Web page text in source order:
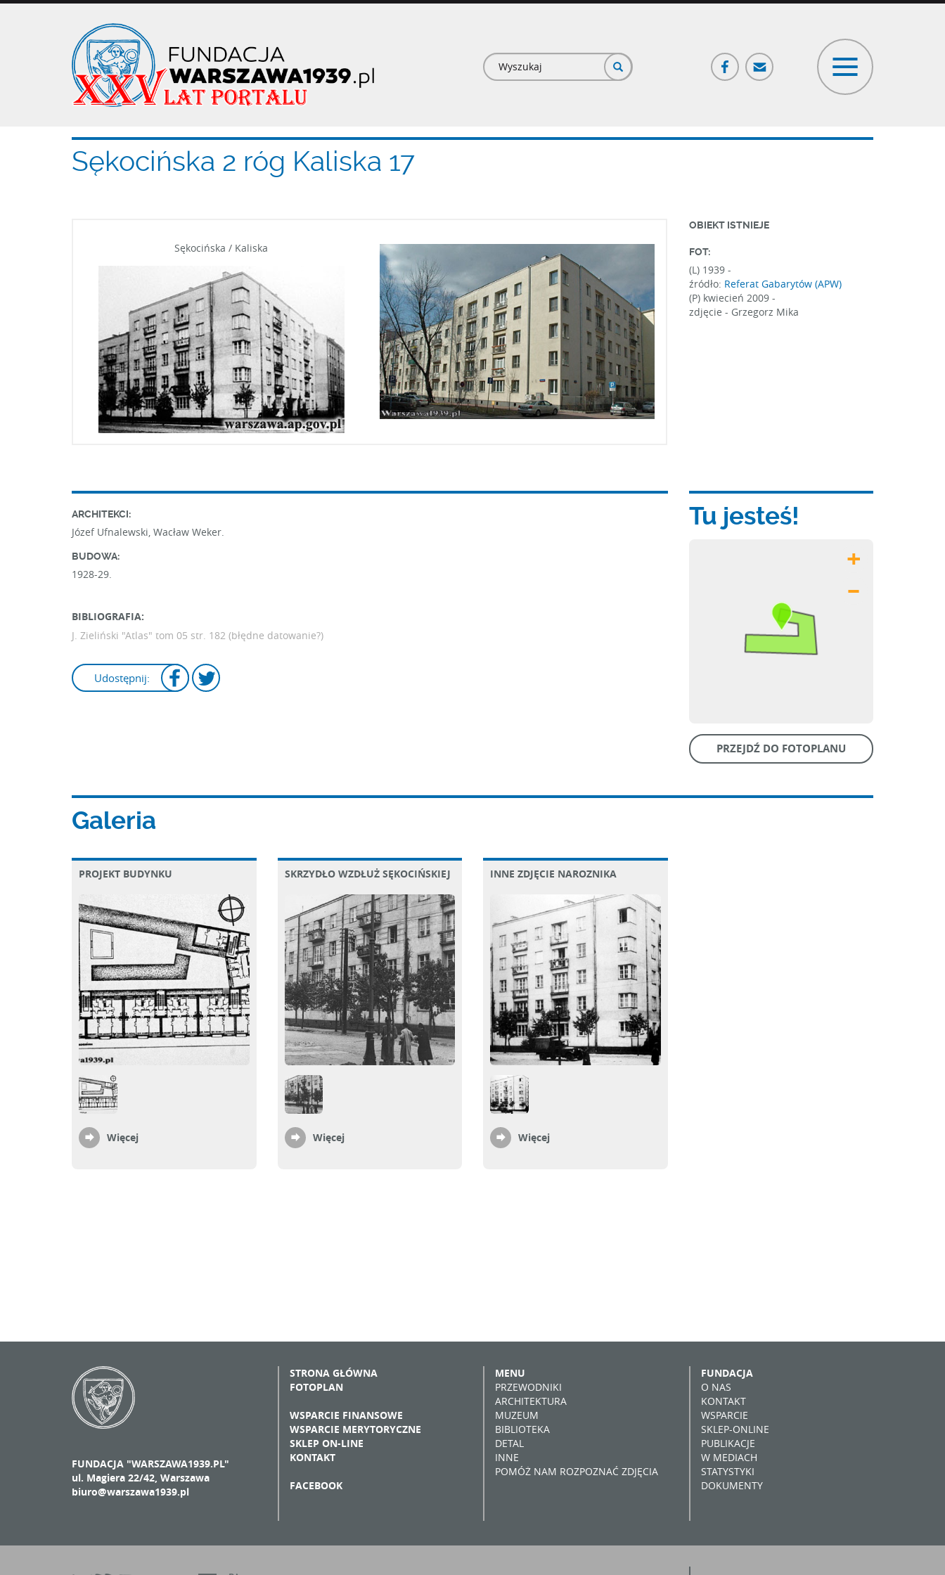
Formularz FacebookPoczta
Sękocińska 2 róg Kaliska 17
Sękocińska / Kaliska
OBIEKT ISTNIEJE
FOT:
(L) 1939 -
źródło: Referat Gabarytów (APW)
(P) kwiecień 2009 -
zdjęcie - Grzegorz Mika
ARCHITEKCI:
Józef Ufnalewski, Wacław Weker.
BUDOWA:
1928-29.
BIBLIOGRAFIA:
J. Zieliński "Atlas" tom 05 str. 182 (błędne datowanie?)
Udostępnij:
Tu jesteś!
+
–
PRZEJDŹ DO FOTOPLANU
Galeria
PROJEKT BUDYNKU
Więcej
SKRZYDŁO WZDŁUŻ SĘKOCIŃSKIEJ
Więcej
INNE ZDJĘCIE NAROZNIKA
Więcej
FUNDACJA "WARSZAWA1939.PL"
ul. Magiera 22/42, Warszawa
biuro@warszawa1939.pl
STRONA GŁÓWNA
FOTOPLAN
WSPARCIE FINANSOWE
WSPARCIE MERYTORYCZNE
SKLEP ON-LINE
KONTAKT
FACEBOOK
MENU
PRZEWODNIKI
ARCHITEKTURA
MUZEUM
BIBLIOTEKA
DETAL
INNE
POMÓŻ NAM ROZPOZNAĆ ZDJĘCIA
FUNDACJA
O NAS
KONTAKT
WSPARCIE
SKLEP-ONLINE
PUBLIKACJE
W MEDIACH
STATYSTYKI
DOKUMENTY